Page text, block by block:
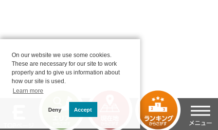
On our website we use some cookies.
These are necessary for our site to work
properly and to give us information about
how our site is used.
Learn more
Deny Accept